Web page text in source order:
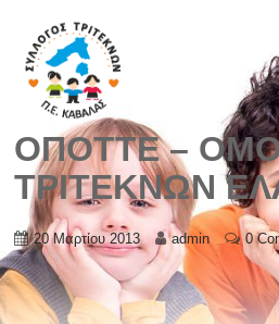
ΟΠΟΤΤΕ –
ΤΡΙΤΕΚΝΩΝ
20 Μαρτίου 2013 admin 0